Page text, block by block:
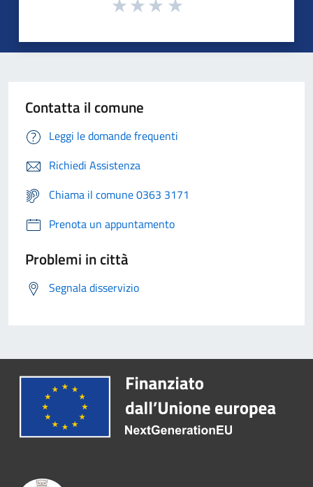
Contatta il comune
Leggi le domande frequenti
Richiedi Assistenza
Chiama il comune 0363 3171
Prenota un appuntamento
Problemi in città
Segnala disservizio